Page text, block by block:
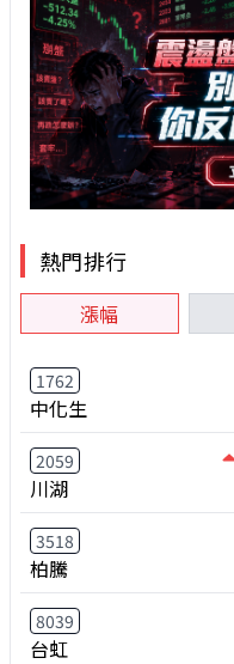
熱門排行
漲幅
1762
中化生
2059
川湖
3518
柏騰
8039
台虹